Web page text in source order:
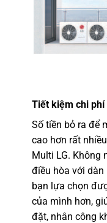
Tiết kiệm chi
Số tiền bỏ ra để
cao hơn rất
Multi LG. Không
điều hòa với dàn
bạn lựa chọn
của mình hơn,
đặt, nhân công